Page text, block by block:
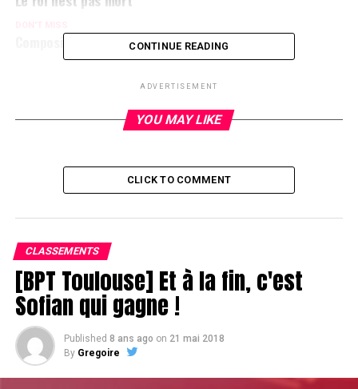
Composition des tablesCONTINUE READING
ADVERTISEMENT
YOU MAY LIKE
CLICK TO COMMENT
CLASSEMENTS
[BPT Toulouse] Et à la fin, c'est
Sofian qui gagne !
Published 8 ans ago on 21 mai 2018
By Gregoire